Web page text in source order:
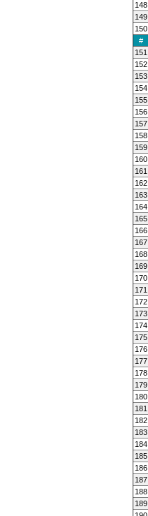
148
149
150
#
151
152
153
154
155
156
157
158
159
160
161
162
163
164
165
166
167
168
169
170
171
172
173
174
175
176
177
178
179
180
181
182
183
184
185
186
187
188
189